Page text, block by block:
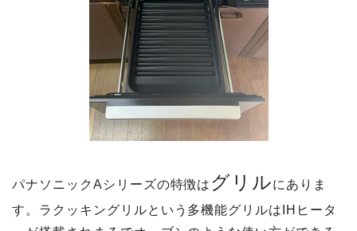
パナソニックAシリーズの特徴は グリルにありま
す。ラクッキングリルという多機能グリルはIHヒータ